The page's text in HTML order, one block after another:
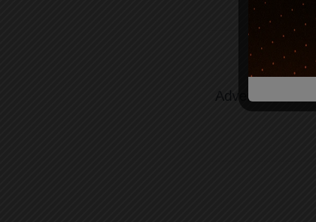
Advertisement